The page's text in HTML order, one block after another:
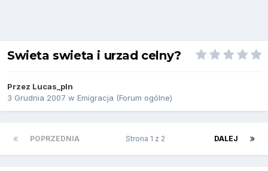
Swieta swieta i urzad celny?
Przez Lucas_pln
3 Grudnia 2007 w Emigracja (Forum ogólne)
POPRZEDNIA DALEJ
Strona 1 z 2